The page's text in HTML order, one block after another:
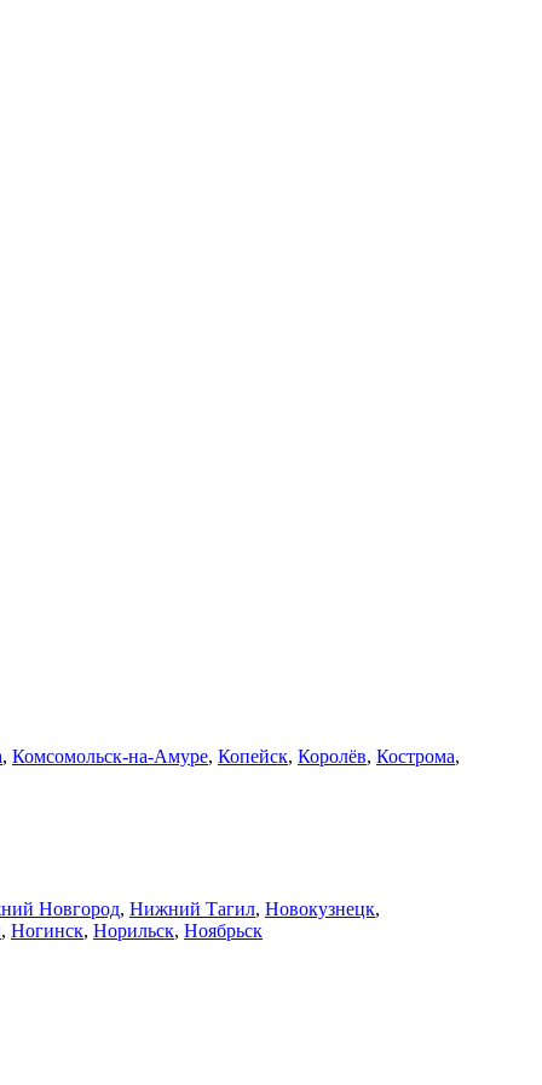
, Комсомольск-на-Амуре, Копейск, Королёв, Кострома,
Новгород, Нижний Тагил, Новокузнецк,
, Ногинск, Норильск, Ноябрьск